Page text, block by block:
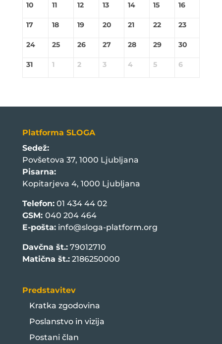
10 11 12 13 14 15 16
17 18 19 20 21 22 23
24 25 26 27 28 29 30
31 1 2 3 4 5 6
Platforma SLOGA
Sedež:
Povšetova 37, 1000 Ljubljana
Pisarna:
Kopitarjeva 4, 1000 Ljubljana
Telefon:01 434 44 02
GSM: 040 204 464
E-pošta: info@sloga-platform.org
Davčna št.:79012710
Matična št.:2186250000
Predstavitev
Kratka zgodovina
Poslanstvo in vizija
Postani član